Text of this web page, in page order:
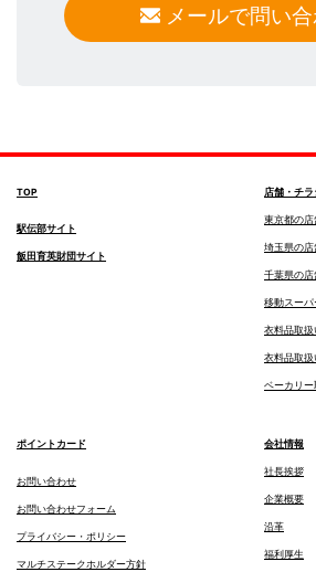
メールで問い
TOP
駅伝部サイト
飯田育英財団サイト
店舗・チ
東京都の店
埼玉県の店
千葉県の店
移動スーパ
衣料品取扱
衣料品取扱
ベーカリ
ポイントカード
お問い合わせ
お問い合わせフォーム
プライバシー・ポリシー
マルチステークホルダー方針
会社情報
社長挨拶
企業概要
沿革
福利厚生